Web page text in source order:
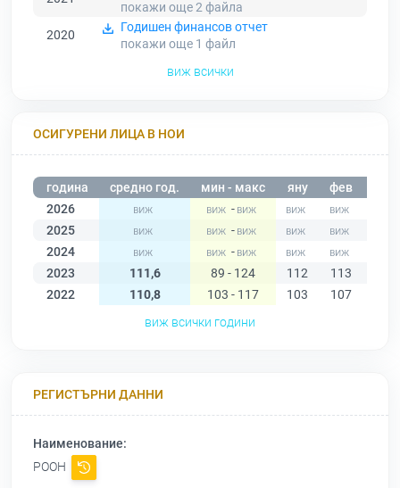
покажи още 2файла
2020
Годишен финансов отчет
покажи още 1 файл
виж всички
ОСИГУРЕНИ ЛИЦА В НОИ
година средно год. мин - макс яну фев
2026
-
2025
-
2024
-
2023
111,6 89 - 124 112 113
2022
110,8 103 - 117 103 107
виж всички години
РЕГИСТЪРНИ ДАННИ
Наименование:
РООН